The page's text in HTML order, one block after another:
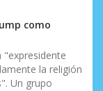
como
la religión
Un grupo